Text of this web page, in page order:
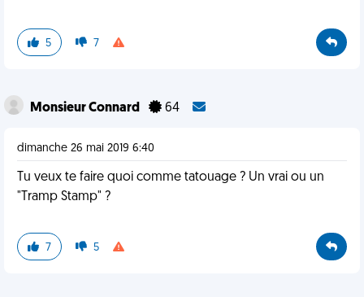
5 7
Monsieur Connard 64
dimanche 26 mai 2019 6:40
Tu veux te faire quoi comme tatouage ? Un vrai ou un
"Tramp Stamp" ?
7 5